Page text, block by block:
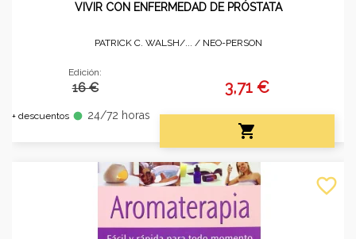
VIVIR CON ENFERMEDAD DE PRÓSTATA
PATRICK C. WALSH/... / NEO-PERSON
Edición:
16 €
+ descuentos fiber_manual_record 24/72 horas
3,71 €

favorite_border